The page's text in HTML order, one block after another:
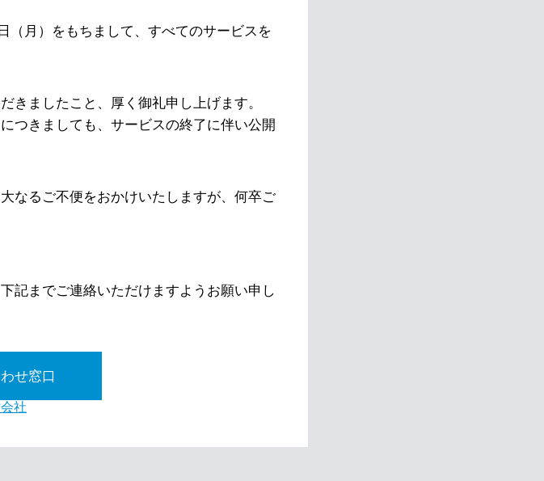
（月）をもちまして、すべてのサービスを
きましたこと、厚く御礼申し上げます。
つきましても、サービスの終了に伴い公開
なるご不便をおかけいたしますが、何卒ご
記までご連絡いただけますようお願い申し
せ窓口
社